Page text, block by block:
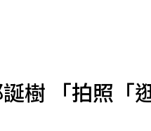
樹 「拍照「